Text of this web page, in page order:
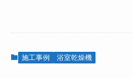
施工事例 浴室乾燥機